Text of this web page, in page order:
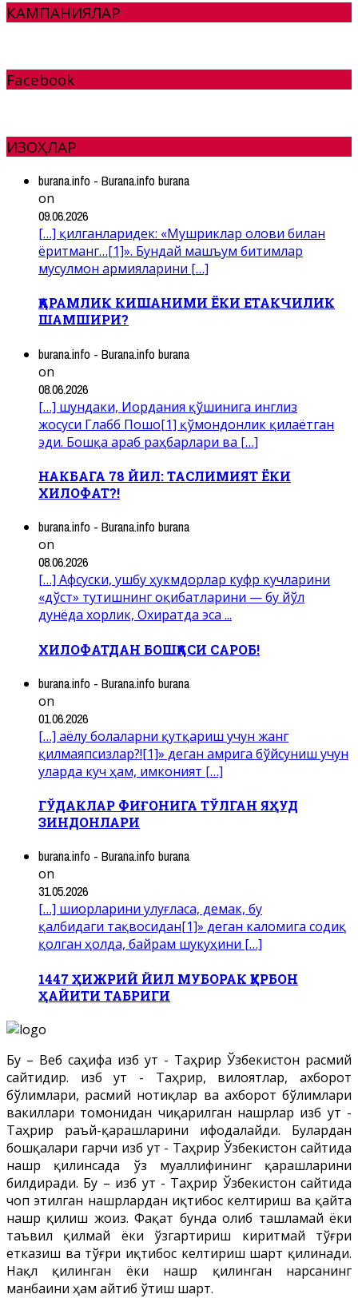
КАМПАНИЯЛАР
Facebook
ИЗОҲЛАР
burana.info - Burana.info burana
on
09.06.2026
[…] қилганларидек: «Мушриклар олови билан
ёритманг…[1]». Бундай машъум битимлар
мусулмон армияларини […]
ҚАРАМЛИК КИШАНИМИ ЁКИ ЕТАКЧИЛИК
ШАМШИРИ?
burana.info - Burana.info burana
on
08.06.2026
[…] шундаки, Иордания қўшинига инглиз
жосуси Глабб Пошо[1] қўмондонлик қилаётган
эди. Бошқа араб раҳбарлари ва […]
НАКБАГА 78 ЙИЛ: ТАСЛИМИЯТ ЁКИ
ХИЛОФАТ?!
burana.info - Burana.info burana
on
08.06.2026
[…] Афсуски, ушбу ҳукмдорлар куфр кучларини
«дўст» тутишнинг оқибатларини — бу йўл
дунёда хорлик, Охиратда эса ...
ХИЛОФАТДАН БОШҚАСИ САРОБ!
burana.info - Burana.info burana
on
01.06.2026
[…] аёлу болаларни қутқариш учун жанг
қилмаяпсизлар?![1]» деган амрига бўйсуниш учун
уларда куч ҳам, имконият […]
ГЎДАКЛАР ФИҒОНИГА ТЎЛГАН ЯҲУД
ЗИНДОНЛАРИ
burana.info - Burana.info burana
on
31.05.2026
[…] шиорларини улуғласа, демак, бу
қалбидаги тақвосидан[1]» деган каломига содиқ
қолган ҳолда, байрам шукуҳини […]
1447 ҲИЖРИЙ ЙИЛ МУБОРАК ҚУРБОН
ҲАЙИТИ ТАБРИГИ
Бу – Веб саҳифа Ҳизб ут - Таҳрир Ўзбекистон расмий
сайтидир. Ҳизб ут - Таҳрир, вилоятлар, ахборот
бўлимлари, расмий нотиқлар ва ахборот бўлимлари
вакиллари томонидан чиқарилган нашрлар Ҳизб ут -
Таҳрир раъй-қарашларини ифодалайди. Булардан
бошқалари гарчи Ҳизб ут - Таҳрир Ўзбекистон сайтида
нашр қилинсада ўз муаллифининг қарашларини
билдиради. Бу – Ҳизб ут - Таҳрир Ўзбекистон сайтида
чоп этилган нашрлардан иқтибос келтириш ва қайта
нашр қилиш жоиз. Фақат бунда олиб ташламай ёки
таъвил қилмай ёки ўзгартириш киритмай тўғри
етказиш ва тўғри иқтибос келтириш шарт қилинади.
Нақл қилинган ёки нашр қилинган нарсанинг
манбаини ҳам айтиб ўтиш шарт.